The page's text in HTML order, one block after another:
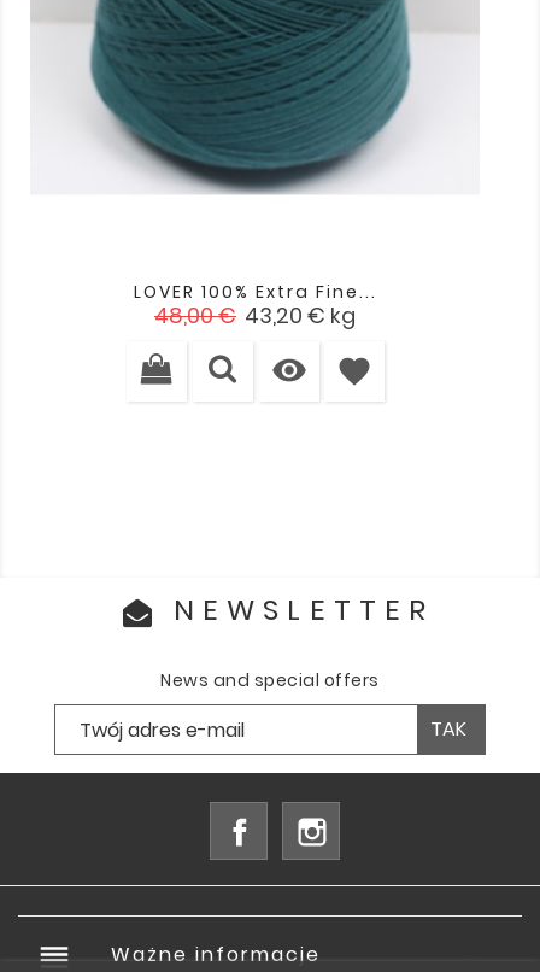
LOVER 100% Extra Fine...
Cena
48,00 € Cena
43,20 € kg
 favorite
NEWSLETTER
News and special offers
Facebook
reorder Ważne informacje